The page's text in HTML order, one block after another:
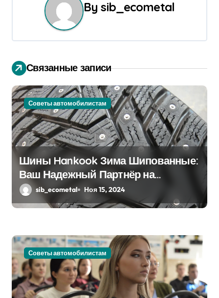
и
я
п
о
з
а
п
и
с
м
Bysib_ecometal
Связанные записи
Советы автомобилистам
Шины Hankook Зима Шипованные:
Ваш Надежный Партнёр на
Снежных Дорогах
sib_ecometal Ноя 15, 2024
Советы автомобилистам